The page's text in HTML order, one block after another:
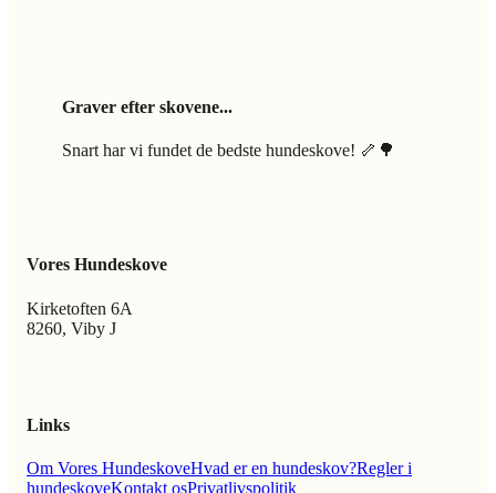
Graver efter skovene...
Snart har vi fundet de bedste hundeskove! 🦴🌳
Vores Hundeskove
Kirketoften 6A
8260, Viby J
Links
Om Vores HundeskoveHvad er en hundeskov?Regler i
hundeskoveKontakt osPrivatlivspolitik